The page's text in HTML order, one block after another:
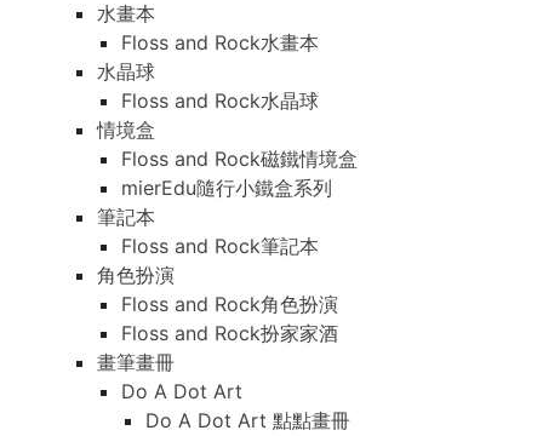
水畫本
Floss and Rock水畫本
水晶球
Floss and Rock水晶球
情境盒
Floss and Rock磁鐵情境盒
mierEdu隨行小鐵盒系列
筆記本
Floss and Rock筆記本
角色扮演
Floss and Rock角色扮演
Floss and Rock扮家家酒
畫筆畫冊
Do A Dot Art
Do A Dot Art 點點畫冊